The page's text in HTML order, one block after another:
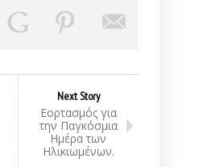
Next Story
Εορτασμός για
την Παγκόσμια
Ημέρα των
Ηλικιωμένων.